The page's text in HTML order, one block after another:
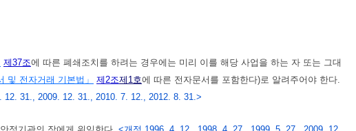
제37조에 따른 폐쇄조치를 하려는 경우에는 미리 이를 해당 사업을 하는 자 또는 그대
및 전자거래 기본법」 제2조제1호에 따른 전자문서를 포함한다)로 알려주어야 한다.
12. 31., 2009. 12. 31., 2010. 7. 12., 2012. 8. 31.>